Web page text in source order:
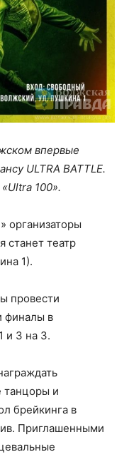
впервые
ULTRA BATTLE.
100».
организаторы
станет театр
1).
провести
финалы в
и 3 на 3.
танцоры и
брейкинга в
Приглашенными